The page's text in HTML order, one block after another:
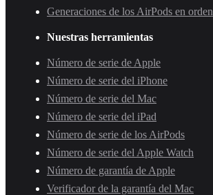
Generaciones de los AirPods en orden
Nuestras herramientas
Número de serie de Apple
Número de serie del iPhone
Número de serie del Mac
Número de serie del iPad
Número de serie de los AirPods
Número de serie del Apple Watch
Número de garantía de Apple
Verificador de la garantía del Mac